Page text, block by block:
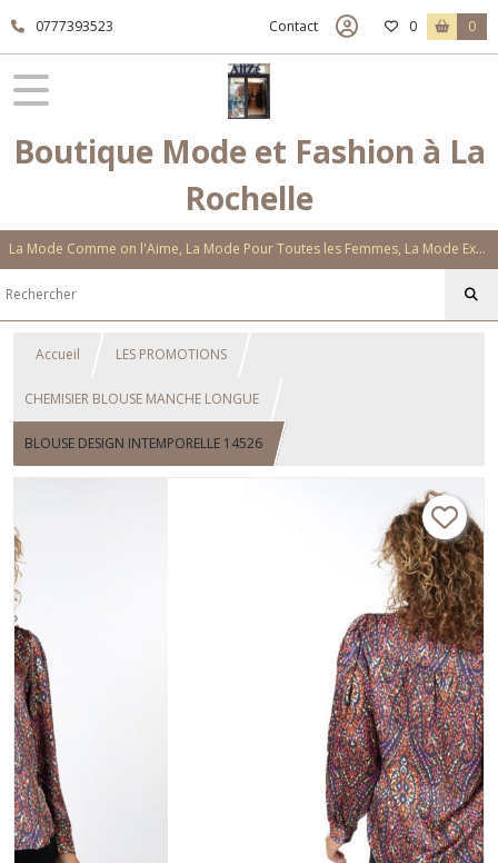
0777393523 Contact 0 0
Boutique Mode et Fashion à La
Rochelle
La Mode Comme on l'Aime, La Mode Pour Toutes les Femmes, La Mode Exclusive Aux Matières Et Couleurs Novatrices, La Mode Qui Vous Séduira
Accueil LES PROMOTIONS
CHEMISIER BLOUSE MANCHE LONGUE
BLOUSE DESIGN INTEMPORELLE 14526